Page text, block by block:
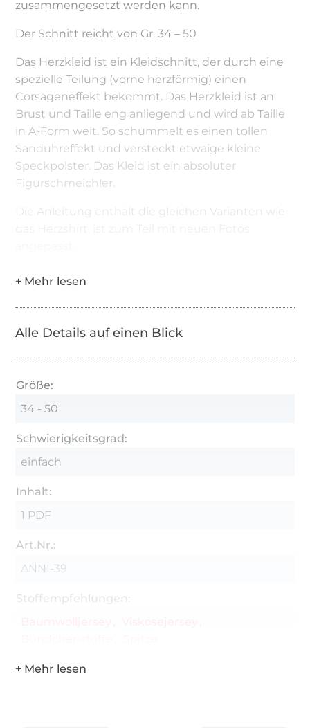
zusammengesetzt werden kann.
Der Schnitt reicht von Gr. 34 – 50
Das Herzkleid ist ein Kleidschnitt, der durch eine
spezielle Teilung (vorne herzförmig) einen
Corsageneffekt bekommt. Das Herzkleid ist an
Brust und Taille eng anliegend und wird ab Taille
in A-Form weit. So schummelt es einen tollen
Sanduhreffekt und versteckt etwaige kleine
Speckpolster. Das Kleid ist ein absoluter
Figurschmeichler.
Die Anleitung enthält die gleichen Varianten wie
Alle Details auf einen Blick
Größe:
34 - 50
Schwierigkeitsgrad:
einfach
Inhalt:
1 PDF
Art.Nr.:
ANNI-39
Stoffempfehlungen: